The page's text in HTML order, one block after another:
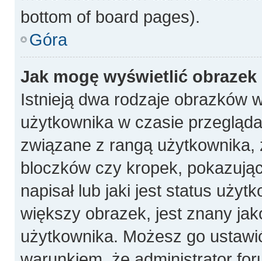
bottom of board pages).
Góra
Jak mogę wyświetlić
Istnieją dwa rodzaje obrazków
użytkownika w czasie
związane z rangą
bloczków czy kropek,
napisał lub jaki jest status
większy obrazek, jest znany
użytkownika. Możesz go